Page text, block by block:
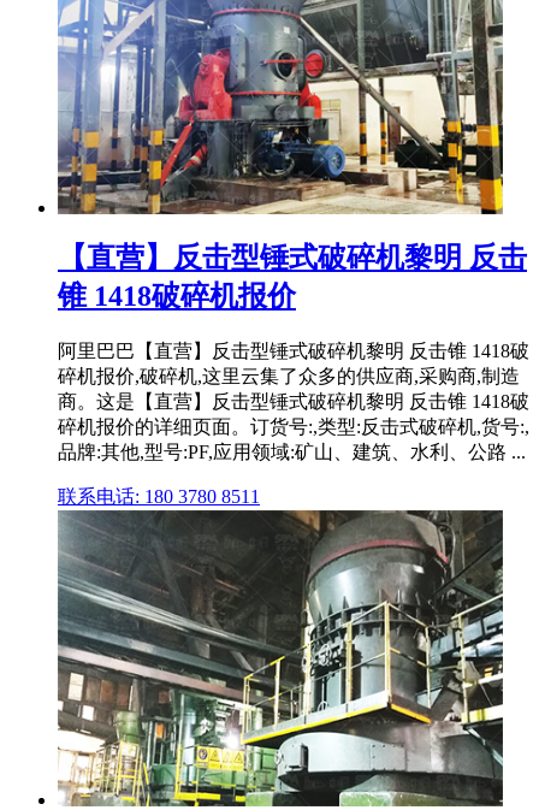
【直营】反击型锤式破碎机黎明 反击
锥 1418破碎机报价
阿里巴巴【直营】反击型锤式破碎机黎明 反击锥 1418破
碎机报价,破碎机,这里云集了众多的供应商,采购商,制造
商。这是【直营】反击型锤式破碎机黎明 反击锥 1418破
碎机报价的详细页面。订货号:,类型:反击式破碎机,货号:,
品牌:其他,型号:PF,应用领域:矿山、建筑、水利、公路 ...
联系电话: 180 3780 8511